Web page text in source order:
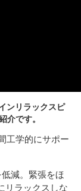
ンリラックスピ
です。
工学的にサポー
減。緊張をほ
リラックスしな